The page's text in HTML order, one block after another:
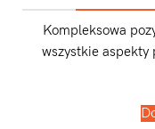
Kompleksowa
wszystkie aspekty